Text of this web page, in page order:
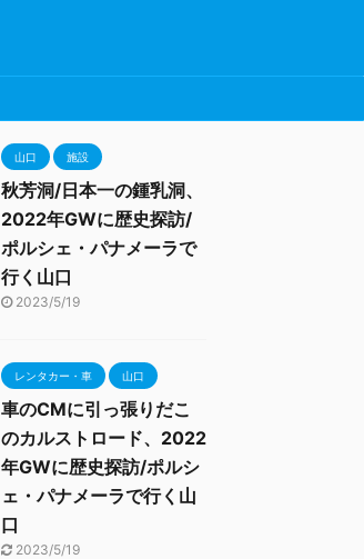
山口 施設
秋芳洞/日本一の鍾乳洞、
2022年GWに歴史探訪/
ポルシェ・パナメーラで
行く山口
2023/5/19
レンタカー・車 山口
車のCMに引っ張りだこ
のカルストロード、2022
年GWに歴史探訪/ポルシ
ェ・パナメーラで行く山
口
2023/5/19